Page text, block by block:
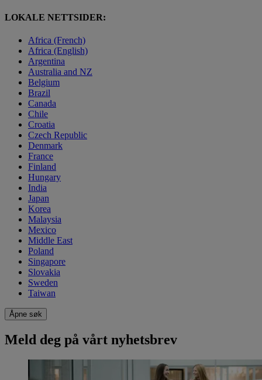
LOKALE NETTSIDER:
Africa (French)
Africa (English)
Argentina
Australia and NZ
Belgium
Brazil
Canada
Chile
Croatia
Czech Republic
Denmark
France
Finland
Hungary
India
Japan
Korea
Malaysia
Mexico
Middle East
Poland
Singapore
Slovakia
Sweden
Taiwan
Åpne søk
Meld deg på vårt nyhetsbrev